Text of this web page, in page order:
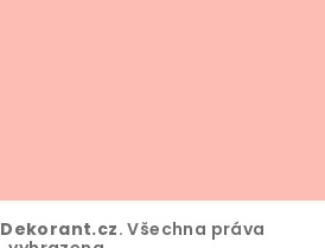
Dekorant.cz. Všechna práva